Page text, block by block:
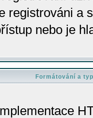
registrováni a
nebo je
Formátování a